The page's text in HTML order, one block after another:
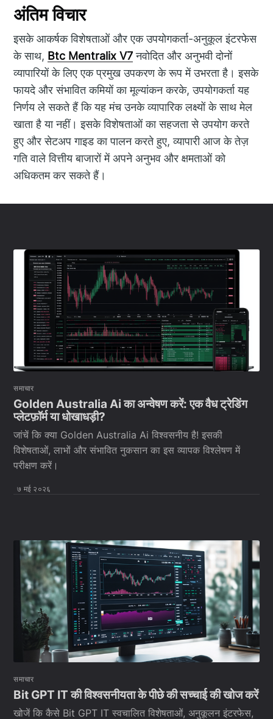
अंतिम विचार
इसके आकर्षक विशेषताओं और एक उपयोगकर्ता-अनुकूल इंटरफेस
के साथ, Btc Mentralix V7नवोदित और अनुभवी दोनों
व्यापारियों के लिए एक प्रमुख उपकरण के रूप में उभरता है। इसके
फायदे और संभावित कमियों का मूल्यांकन करके, उपयोगकर्ता यह
निर्णय ले सकते हैं कि यह मंच उनके व्यापारिक लक्ष्यों के साथ मेल
खाता है या नहीं। इसके विशेषताओं का सहजता से उपयोग करते
हुए और सेटअप गाइड का पालन करते हुए, व्यापारी आज के तेज़
गति वाले वित्तीय बाजारों में अपने अनुभव और क्षमताओं को
अधिकतम कर सकते हैं।
समाचार
Golden Australia Ai का अन्वेषण करें: एक वैध ट्रेडिंग
प्लेटफ़ॉर्म या धोखाधड़ी?
जांचें कि क्या Golden Australia Ai विश्वसनीय है! इसकी
विशेषताओं, लाभों और संभावित नुकसान का इस व्यापक विश्लेषण में
परीक्षण करें।
७ मई २०२६
समाचार
Bit GPT IT की विश्वसनीयता के पीछे की सच्चाई की खोज करें
खोजें कि कैसे Bit GPT IT स्वचालित विशेषताओं, अनुकूलन इंटरफेस,